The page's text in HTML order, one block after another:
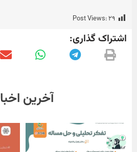
Post Views:۲۹
اشتراک گذاری:
آخرین اخبا